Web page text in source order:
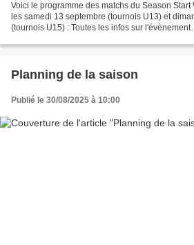
Voici le programme des matchs du Season
les samedi 13 septembre (tournois U13) et
(tournois U15) : Toutes les infos sur l'évènement
Planning de la saison
Publié le 30/08/2025 à 10:00